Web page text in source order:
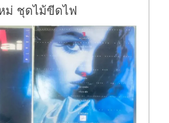
ม่ ชุดไม้ขีดไฟ